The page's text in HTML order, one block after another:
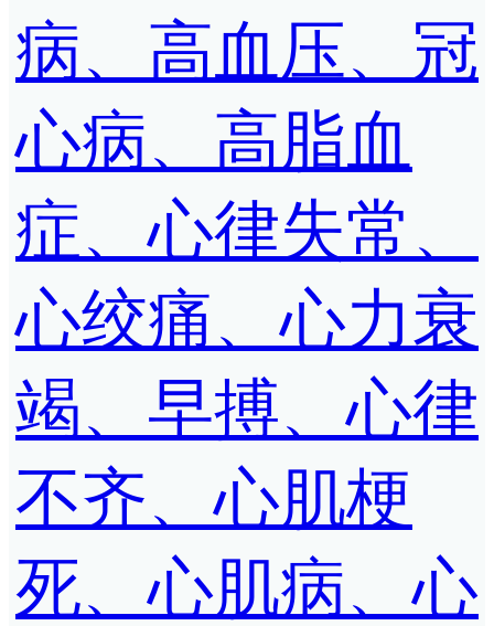
病、高血压、冠
心病、高脂血
症、心律失常、
心绞痛、心力衰
竭、早搏、心律
不齐、心肌梗
死、心肌病、心